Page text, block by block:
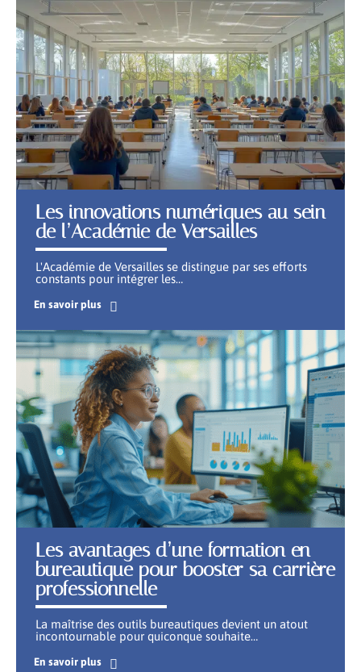
Les innovations numériques au sein
de l’Académie de Versailles
L'Académie de Versailles se distingue par ses efforts
constants pour intégrer les…
En savoir plus
Les avantages d’une formation en
bureautique pour booster sa carrière
professionnelle
La maîtrise des outils bureautiques devient un atout
incontournable pour quiconque souhaite…
En savoir plus